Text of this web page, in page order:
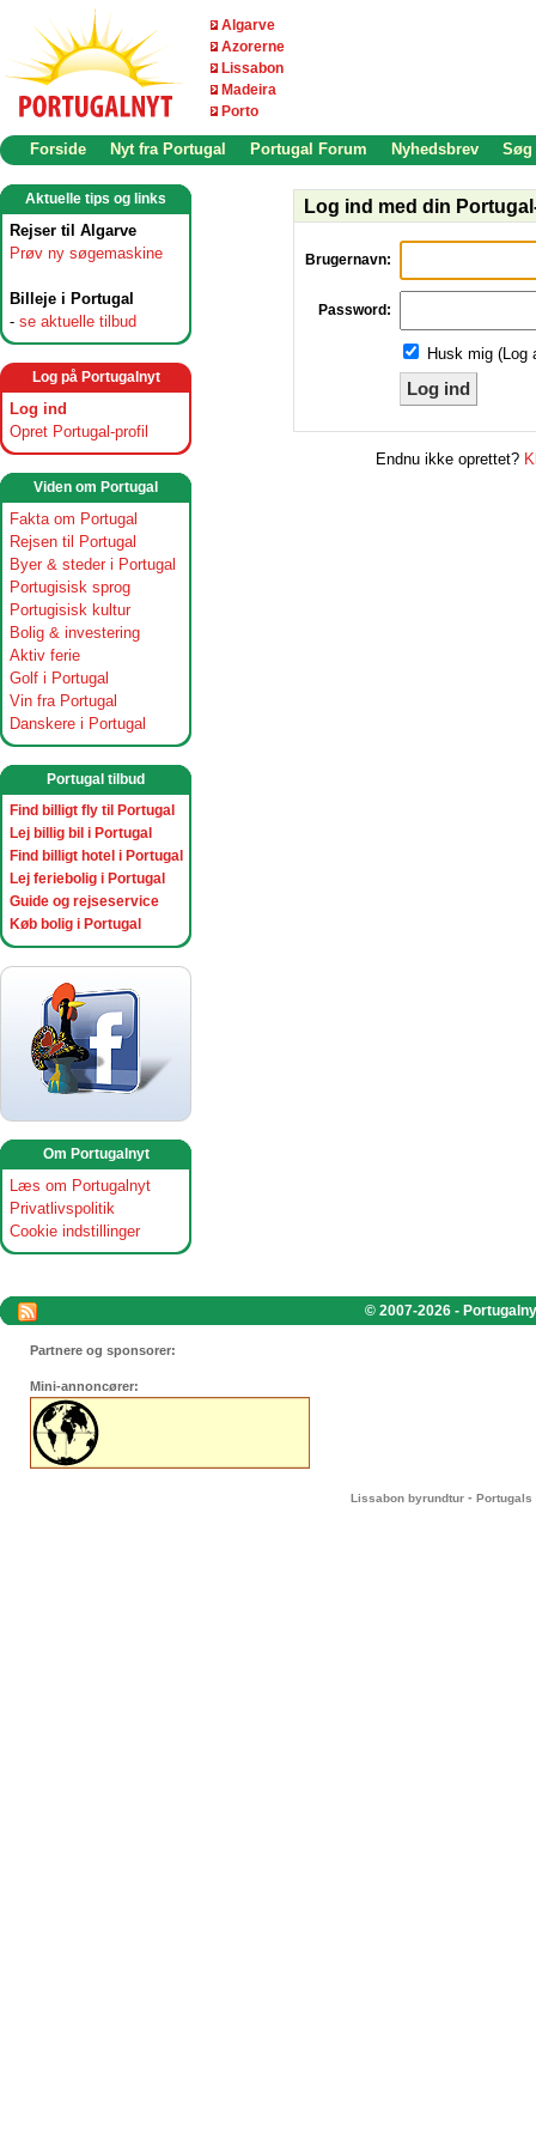
Algarve
Azorerne
Lissabon
Madeira
Porto
Forside Nyt fra Portugal Portugal Forum Nyhedsbrev Søg
Aktuelle tips og links
Rejser til Algarve
Prøv ny søgemaskine
Billeje i Portugal
- se aktuelle tilbud
Log på Portugalnyt
Log ind
Opret Portugal-profil
Viden om Portugal
Fakta om Portugal
Rejsen til Portugal
Byer & steder i Portugal
Portugisisk sprog
Portugisisk kultur
Bolig & investering
Aktiv ferie
Golf i Portugal
Vin fra Portugal
Danskere i Portugal
Portugal tilbud
Find billigt fly til Portugal
Lej billig bil i Portugal
Find billigt hotel i Portugal
Lej feriebolig i Portugal
Guide og rejseservice
Køb bolig i Portugal
Om Portugalnyt
Læs om Portugalnyt
Privatlivspolitik
Cookie indstillinger
Log ind med din
Brugernavn:
Password:
Husk mig (Log
Log ind
Endnu ikke oprettet?
© 2007-2026 -
Partnere og sponsorer:
Mini-annoncører:
Lissabon byrundtur - Portugals